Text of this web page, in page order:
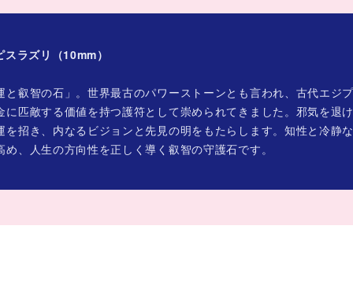
スラズリ（10mm）
と叡智の石」。世界最古のパワーストーンとも言われ、古代エジ
に匹敵する価値を持つ護符として崇められてきました。邪気を退
を招き、内なるビジョンと先見の明をもたらします。知性と冷静
め、人生の方向性を正しく導く叡智の守護石です。